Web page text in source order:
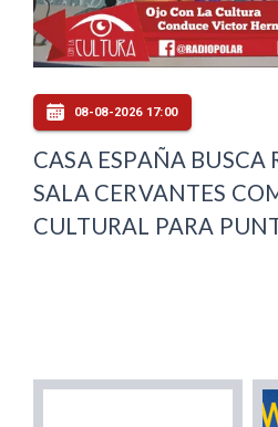
08-08-2026 17:00
CASA ESPAÑA BUSCA
SALA CERVANTES
CULTURAL PARA